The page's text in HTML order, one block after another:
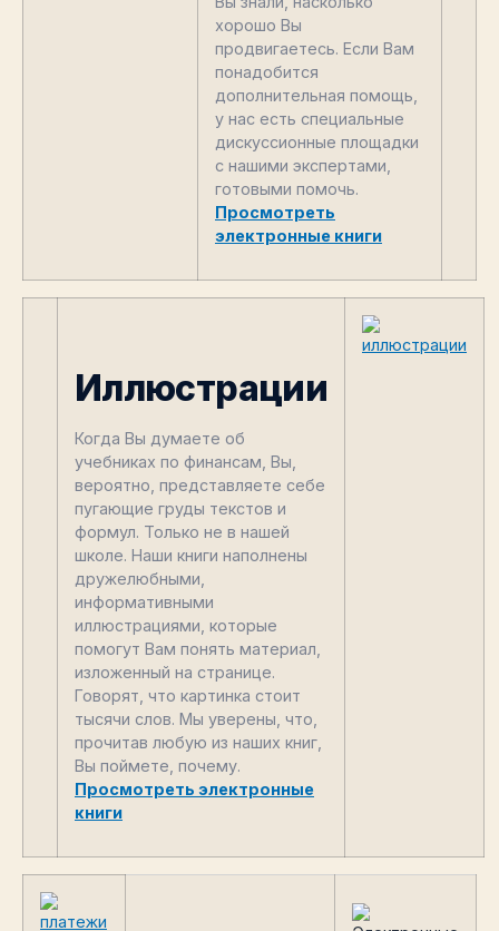
хорошо Вы
продвигаетесь. Если Вам
понадобится
дополнительная помощь,
у нас есть специальные
дискуссионные площадки
с нашими экспертами,
готовыми помочь.
Просмотреть
электронные книги
Иллюстрации
Когда Вы думаете об
учебниках по финансам, Вы,
вероятно, представляете себе
пугающие груды текстов и
формул. Только не в нашей
школе. Наши книги наполнены
дружелюбными,
информативными
иллюстрациями, которые
помогут Вам понять материал,
изложенный на странице.
Говорят, что картинка стоит
тысячи слов. Мы уверены, что,
прочитав любую из наших книг,
Вы поймете, почему.
Просмотреть электронные
книги